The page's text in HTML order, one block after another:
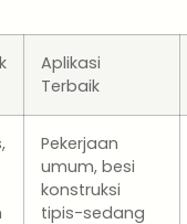
Aplikasi
Terbaik
Pekerjaan
umum, besi
konstruksi
tipis-sedang